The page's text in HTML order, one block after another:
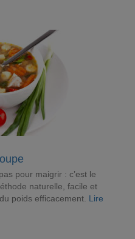
pour maigrir : c’est le
naturelle, facile et
poids efficacement. Lire